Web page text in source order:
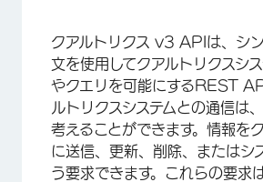
クアルトリクス v3 APIは、シ
文を使用してクアルトリクスシ
やクエリを可能にするREST
ルトリクスシステムとの通信は
考えることができます。情報を
に送信、更新、削除、またはシ
う要求できます。これらの要